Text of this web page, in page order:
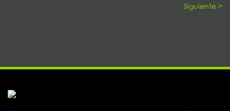
Siguiente >